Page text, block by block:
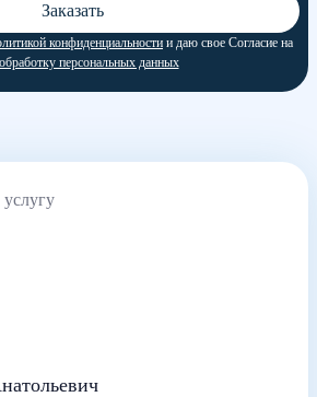
Заказать
конфиденциальности и даю свое Согласие на
обработку персональных данных